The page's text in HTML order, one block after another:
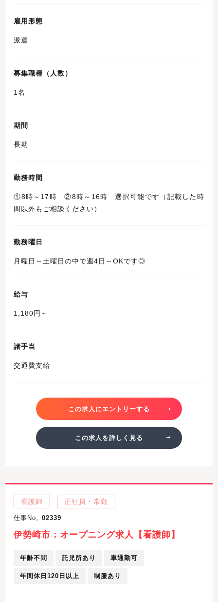
雇用形態
派遣
募集職種（人数）
1名
期間
長期
勤務時間
①8時～17時 ②8時～16時 選択可能です（記載した時
間以外もご相談ください）
勤務曜日
月曜日～土曜日の中で週4日～OKです◎
給与
1,180円～
諸手当
交通費支給
この求人にエントリーする
この求人を詳しく見る
看護師 正社員・常勤
仕事No, 02339
伊勢崎市：オープニング求人【看護師】
年齢不問 託児所あり 車通勤可
年間休日120日以上 制服あり